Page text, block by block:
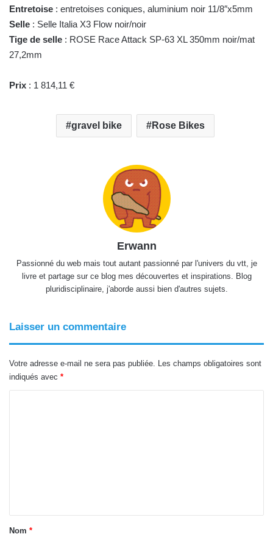
Entretoise : entretoises coniques, aluminium noir 11/8″x5mm
Selle : Selle Italia X3 Flow noir/noir
Tige de selle : ROSE Race Attack SP-63 XL 350mm noir/mat
27,2mm
Prix : 1 814,11 €
gravel bike Rose Bikes
Erwann
Passionné du web mais tout autant passionné par l'univers du vtt, je
livre et partage sur ce blog mes découvertes et inspirations. Blog
pluridisciplinaire, j'aborde aussi bien d'autres sujets.
Laisser un commentaire
Votre adresse e-mail ne sera pas publiée. Les champs obligatoires sont
indiqués avec *
a
Nom *